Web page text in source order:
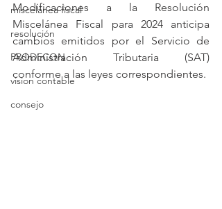
miscelánea fiscal
resolución
PRODECON
vision contable
consejo
Modificaciones a la Resolución
Miscelánea Fiscal para 2024 anticipa
cambios emitidos por el Servicio de
Administración Tributaria (SAT)
conforme a las leyes correspondientes.